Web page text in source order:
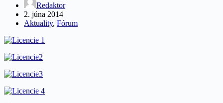
Redaktor
2. júna 2014
Aktuality, Fórum